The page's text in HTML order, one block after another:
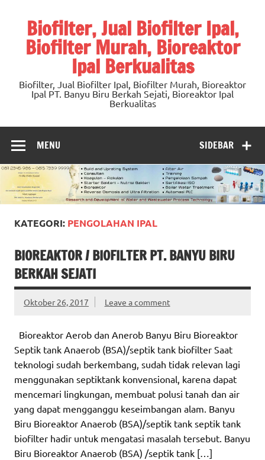
contentBiofilter, Jual Biofilter Ipal,
Biofilter Murah, Bioreaktor
Ipal Berkualitas
Biofilter, Jual Biofilter Ipal, Biofilter Murah, Bioreaktor
Ipal PT. Banyu Biru Berkah Sejati, Bioreaktor Ipal
Berkualitas
SIDEBAR
MENU
KATEGORI: PENGOLAHAN IPAL
BIOREAKTOR / BIOFILTER PT. BANYU BIRU
BERKAH SEJATI
Oktober 26, 2017 Leave a comment
Bioreaktor Aerob dan Anerob Banyu Biru Bioreaktor
Septik tank Anaerob (BSA)/septik tank biofilter Saat
teknologi sudah berkembang, sudah tidak relevan lagi
menggunakan septiktank konvensional, karena dapat
mencemari lingkungan, membuat polusi tanah dan air
yang dapat mengganggu keseimbangan alam. Banyu
Biru Bioreaktor Anaerob (BSA)/septik tank septik tank
biofilter hadir untuk mengatasi masalah tersebut. Banyu
Biru Bioreaktor Anaerob (BSA) /septik tank […]